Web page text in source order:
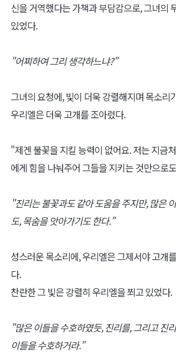
신을 거역했다는 가책과 부담감으로, 그녀의
있었다.
"어찌하여 그리 생각하느냐?"
그녀의 요청에, 빛이 더욱 강렬해지며 목소리
우리엘은 더욱 고개를 조아렸다.
"제겐 불꽃을 지킬 능력이 없어요. 저는 지금
에게 힘을 나눠주어 그들을 지키는 것만으로
"진리는 불꽃과도 같아 도움을 주지만, 많은
도, 목숨을 앗아가기도 한다."
성스러운 목소리에, 우리엘은 그제서야 고개
다.
찬란한 그 빛은 강렬히 우리엘을 쬐고 있었다.
"많은 이들을 수호하였듯, 진리를, 그리고 진
이들을 수호하거라."